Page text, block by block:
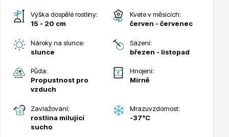
Růže KORDES
Drobná ovoce
Výška dospělé rostliny:
15 - 20 cm
Kvete v měsících:
červen - červenec
Nároky na slunce:
slunce
Sázení:
březen - listopad
Půda:
Propustnost pro
vzduch
Hnojení:
Mírně
Zavlažování:
rostlina milující
sucho
Mrazuvzdornost:
-37°C